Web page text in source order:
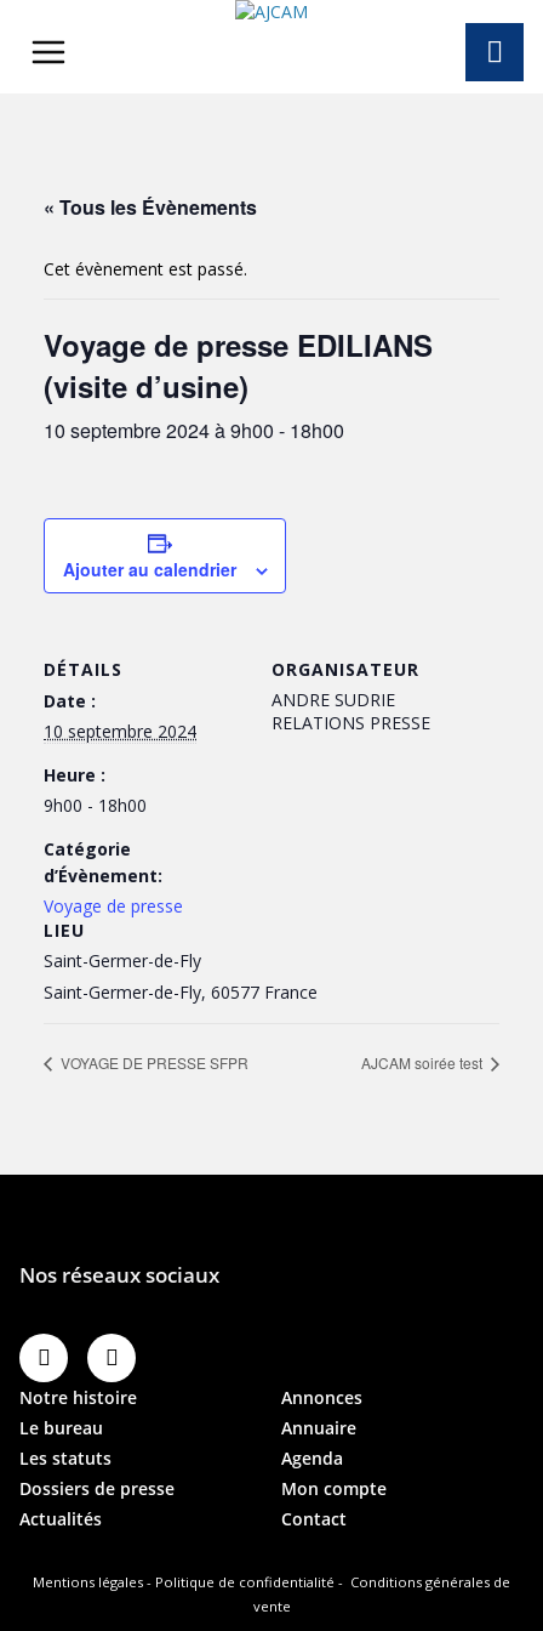
content
« Tous les Évènements
Cet évènement est passé.
Voyage de presse EDILIANS
(visite d’usine)
10 septembre 2024 à 9h00 - 18h00
Ajouter au calendrier
DÉTAILS
Date :
10 septembre 2024
Heure :
9h00 - 18h00
Catégorie
d’Évènement:
Voyage de presse
LIEU
Saint-Germer-de-Fly
Saint-Germer-de-Fly, 60577 France
ORGANISATEUR
ANDRE SUDRIE
RELATIONS PRESSE
VOYAGE DE PRESSE SFPR AJCAM soirée test
Notre histoire
Le bureau
Les statuts
Dossiers de presse
Actualités
Annonces
Annuaire
Agenda
Mon compte
Contact
Mentions légales - Politique de confidentialité - Conditions générales de
vente